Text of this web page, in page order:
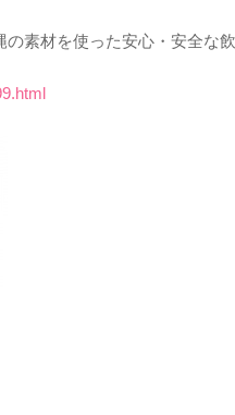
素材を使った安心・安全な飲